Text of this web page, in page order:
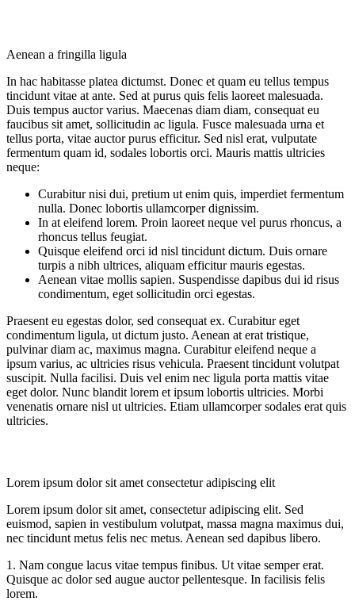
Aenean a fringilla ligula
In hac habitasse platea dictumst. Donec et quam eu tellus tempus
tincidunt vitae at ante. Sed at purus quis felis laoreet malesuada.
Duis tempus auctor varius. Maecenas diam diam, consequat eu
faucibus sit amet, sollicitudin ac ligula. Fusce malesuada urna et
tellus porta, vitae auctor purus efficitur. Sed nisl erat, vulputate
fermentum quam id, sodales lobortis orci. Mauris mattis ultricies
neque:
Curabitur nisi dui, pretium ut enim quis, imperdiet fermentum
nulla. Donec lobortis ullamcorper dignissim.
In at eleifend lorem. Proin laoreet neque vel purus rhoncus, a
rhoncus tellus feugiat.
Quisque eleifend orci id nisl tincidunt dictum. Duis ornare
turpis a nibh ultrices, aliquam efficitur mauris egestas.
Aenean vitae mollis sapien. Suspendisse dapibus dui id risus
condimentum, eget sollicitudin orci egestas.
Praesent eu egestas dolor, sed consequat ex. Curabitur eget
condimentum ligula, ut dictum justo. Aenean at erat tristique,
pulvinar diam ac, maximus magna. Curabitur eleifend neque a
ipsum varius, ac ultricies risus vehicula. Praesent tincidunt volutpat
suscipit. Nulla facilisi. Duis vel enim nec ligula porta mattis vitae
eget dolor. Nunc blandit lorem et ipsum lobortis ultricies. Morbi
venenatis ornare nisl ut ultricies. Etiam ullamcorper sodales erat quis
ultricies.
Lorem ipsum dolor sit amet consectetur adipiscing elit
Lorem ipsum dolor sit amet, consectetur adipiscing elit. Sed
euismod, sapien in vestibulum volutpat, massa magna maximus dui,
nec tincidunt metus felis nec metus. Aenean sed dapibus libero.
1. Nam congue lacus vitae tempus finibus. Ut vitae semper erat.
Quisque ac dolor sed augue auctor pellentesque. In facilisis felis
lorem.